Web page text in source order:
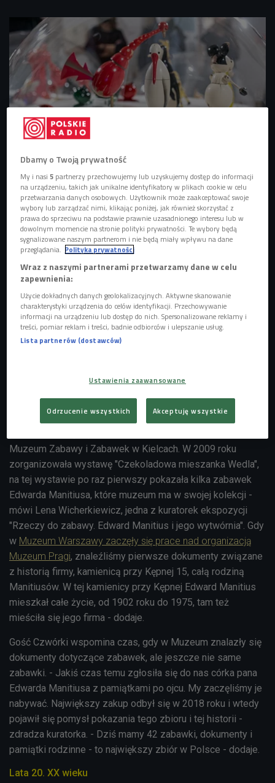
Warszawie
Foto: Tomasz Kaczor/Muzeum Pragi/mat.pras.
POSŁUCHAJ
14:26
Lena Wicherkiewicz opowiada o Edwardzie Manitiusie i
produkowanych przez niego zabawkach (Stacja
Kultura/Czwórka)
- Pierwszą osobą, która odkryła Manitiusa dla szerszej
Muzeum Zabawy i Zabawek w Kielcach. W 2009 roku
zorganizowała wystawę "Czekoladowa mieszanka Wedla",
na tej wystawie po raz pierwszy pokazała kilka zabawek
Edwarda Manitiusa, które muzeum ma w swojej kolekcji -
mówi Lena Wicherkiewicz, jedna z kuratorek ekspozycji
"Rzeczy do zabawy. Edward Manitius i jego wytwórnia". Gdy
w Muzeum Warszawy zaczęły się prace nad organizacją
Muzeum Pragi, znaleźliśmy pierwsze dokumenty związane
z historią firmy, kamienicą przy Kępnej 15, całą rodziną
Manitiusów. W tej kamienicy przy Kępnej Edward Manitius
mieszkał całe życie, od 1902 roku do 1975, tam też
mieściła się jego firma - dodaje.
Gość Czwórki wspomina czas, gdy w Muzeum znalazły się
dokumenty dotyczące zabawek, ale jeszcze nie same
zabawki. - Jakiś czas temu zgłosiła się do nas córka pana
Edwarda Manitiusa z pamiątkami po ojcu. My zaczęliśmy je
nabywać. Największy zakup odbył się w 2018 roku i wtedy
pojawił się pomysł pokazania tego zbioru i tej historii -
zdradza kuratorka. - Dziś mamy 42 zabawki, dokumenty i
pamiątki rodzinne - to największy zbiór w Polsce - dodaje.
Lata 20. XX wieku
Dbamy o Twoją prywatność
My i nasi5 partnerzy przechowujemy lub uzyskujemy dostęp do informacji
na urządzeniu, takich jak unikalne identyfikatory w plikach cookie w celu
przetwarzania danych osobowych. Użytkownik może zaakceptować swoje
wybory lub zarządzać nimi, klikając poniżej, jak również skorzystać z
prawa do sprzeciwu na podstawie prawnie uzasadnionego interesu lub w
dowolnym momencie na stronie polityki prywatności. Te wybory będą
sygnalizowane naszym partnerom i nie będą miały wpływu na dane
przeglądania. Polityka prywatności
Wraz z naszymi partnerami przetwarzamy dane w celu
zapewnienia:
Użycie dokładnych danych geolokalizacyjnych. Aktywne skanowanie
charakterystyki urządzenia do celów identyfikacji. Przechowywanie
informacji na urządzeniu lub dostęp do nich. Spersonalizowane reklamy i
treści, pomiar reklam i treści, badnie odbiorców i ulepszanie usług.
Lista partnerów (dostawców)
Ustawienia zaawansowane
Odrzucenie wszystkich Akceptuję wszystkie